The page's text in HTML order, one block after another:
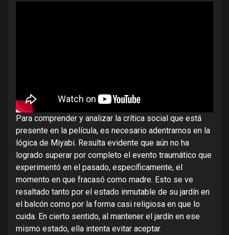
Para comprender y analizar la crítica social que está
presente en la película, es necesario adentrarnos en la
lógica de Miyabi. Resulta evidente que aún no ha
logrado superar por completo el evento traumático que
experimentó en el pasado, específicamente, el
momento en que fracasó como madre. Esto se ve
resaltado tanto por el estado inmutable de su jardín en
el balcón como por la forma casi religiosa en que lo
cuida. En cierto sentido, al mantener el jardín en ese
mismo estado, ella intenta evitar aceptar